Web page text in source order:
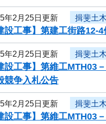
年2月25日更新 揖斐土
設工事】第建工街路
年2月25日更新 揖斐土
設工事】第維工
競争入札公告
年2月25日更新 揖斐土
設工事】第維工